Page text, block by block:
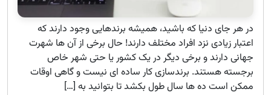
در هر جای دنیا که باشید، همیشه برندهایی وجود دارند که
اعتبار زیادی نزد افراد مختلف دارند! حال برخی از آن ها شهرت
جهانی دارند و برخی دیگر در یک کشور یا حتی شهر خاص
برجسته هستند. برندسازی کار ساده ای نیست و گاهی اوقات
ممکن است ده ها سال طول بکشد تا بتوانید به […]